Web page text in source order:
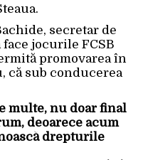
secretar de
face jocurile FCSB
promovarea în
că sub conducerea
multe, nu doar final
deoarece acum
drepturile